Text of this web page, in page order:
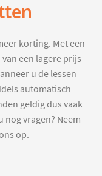
korting. Met een
een lagere prijs
u de lessen
automatisch
geldig dus vaak
vragen? Neem
op.